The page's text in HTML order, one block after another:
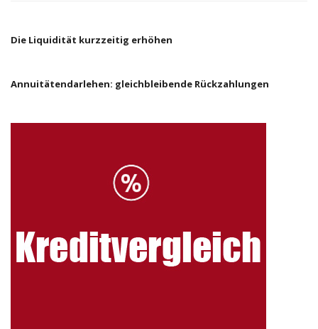
Die Liquidität kurzzeitig erhöhen
Annuitätendarlehen: gleichbleibende Rückzahlungen